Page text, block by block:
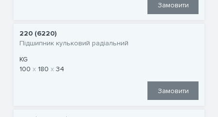
Замовити
220 (6220)
Підшипник кульковий радіальний
KG
100
180 34
Замовити